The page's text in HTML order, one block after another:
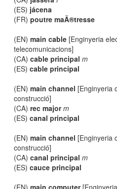
(ES) jácena
(FR)poutre maÃ®tresse
(EN)main cable [Enginyeria
telecomunicacions]
(CA)cable principal m
(ES)cable principal
(EN)main channel [Enginyeria
construcció]
(CA)rec major m
(ES)canal principal
(EN)main channel [Enginyeria
construcció]
(CA)canal principal m
(ES)cauce principal
(EN)main computer